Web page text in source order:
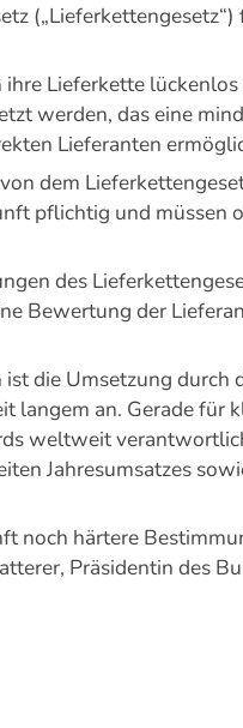
Lieferkette
werden, das eine
Lieferanten
dem
pflichtig und müssen
des
Bewertung der
die Umsetzung durch
langem an. Gerade
weltweit
Jahresumsatzes
noch härtere
Präsidentin des